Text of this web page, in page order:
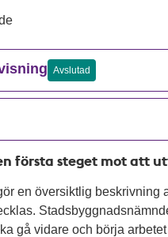
Avslutad
första steget mot att
en översiktlig beskrivning
gå vidare och börja